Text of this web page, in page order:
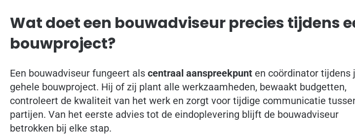
Wat doet een bouwadviseur precies tijdens
bouwproject?
Een bouwadviseur fungeert als centraal aanspreekpunt en coördinator tijdens
gehele bouwproject. Hij of zij plant alle werkzaamheden, bewaakt budgetten,
controleert de kwaliteit van het werk en zorgt voor tijdige communicatie
partijen. Van het eerste advies tot de eindoplevering blijft de bouwadviseur
betrokken bij elke stap.